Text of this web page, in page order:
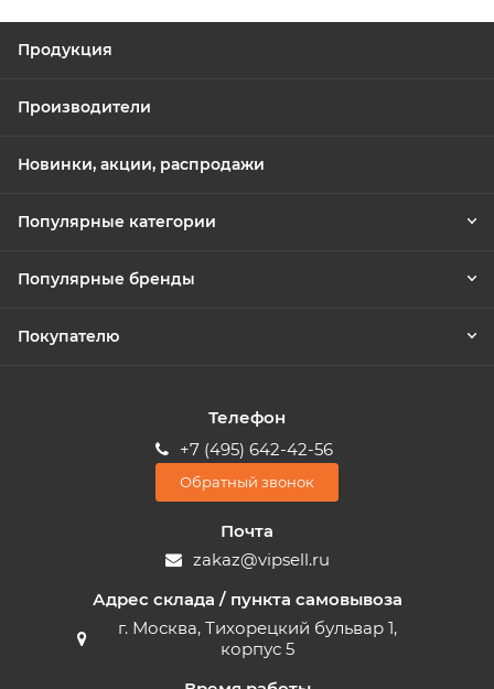
Продукция
Производители
Новинки, акции, распродажи
Популярные категории
Популярные бренды
Покупателю
Телефон
+7 (495) 642-42-56
Обратный звонок
Почта
zakaz@vipsell.ru
Адрес склада / пункта самовывоза
г. Москва, Тихорецкий бульвар 1,
корпус 5